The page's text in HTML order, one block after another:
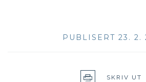
PUBLISERT 23. 2.
SKRIV UT